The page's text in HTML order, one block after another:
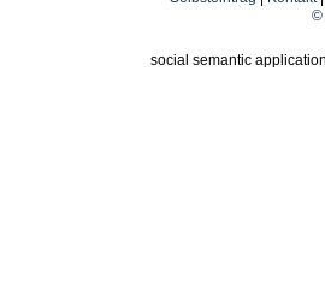
©
social semantic